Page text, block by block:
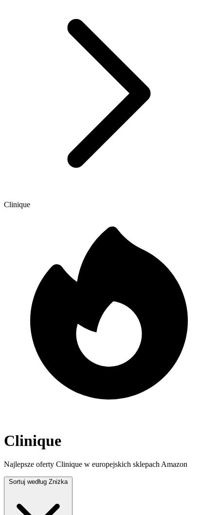
Clinique
Clinique
Najlepsze oferty Clinique w europejskich sklepach Amazon
Sortuj według Zniżka